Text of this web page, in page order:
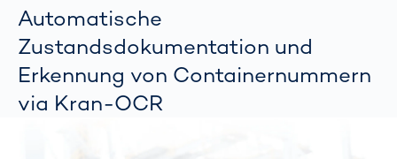
Automatische
Zustandsdokumentation und
Erkennung von Containernummern
via Kran-OCR